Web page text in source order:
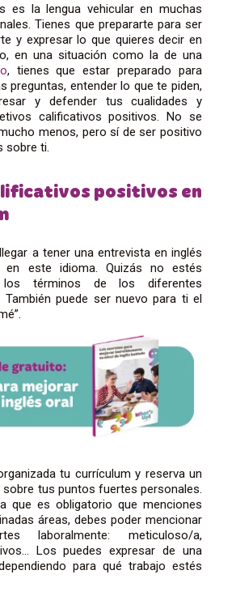
es la lengua vehicular en muchas
Tienes que prepararte para ser
y expresar lo que quieres decir en
en una situación como la de una
, tienes que estar preparado para
preguntas, entender lo que te piden,
y defender tus cualidades y
calificativos positivos. No se
menos, pero sí de ser positivo
sobre ti.
positivos en
a tener una entrevista en inglés
este idioma. Quizás no estés
los términos de los diferentes
También puede ser nuevo para ti el
tu currículum y reserva un
tus puntos fuertes personales.
que es obligatorio que menciones
áreas, debes poder mencionar
laboralmente: meticuloso/a,
Los puedes expresar de una
para qué trabajo estés